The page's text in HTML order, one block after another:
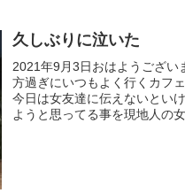
久しぶりに泣いた
2021年9月3日おはようござい
方過ぎにいつもよく行くカフ
今日は女友達に伝えないとい
ようと思ってる事を現地人の